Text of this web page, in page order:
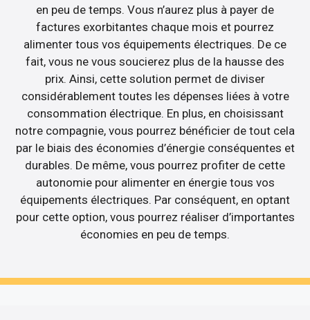
en peu de temps. Vous n’aurez plus à payer de
factures exorbitantes chaque mois et pourrez
alimenter tous vos équipements électriques. De ce
fait, vous ne vous soucierez plus de la hausse des
prix. Ainsi, cette solution permet de diviser
considérablement toutes les dépenses liées à votre
consommation électrique. En plus, en choisissant
notre compagnie, vous pourrez bénéficier de tout cela
par le biais des économies d’énergie conséquentes et
durables. De même, vous pourrez profiter de cette
autonomie pour alimenter en énergie tous vos
équipements électriques. Par conséquent, en optant
pour cette option, vous pourrez réaliser d’importantes
économies en peu de temps.